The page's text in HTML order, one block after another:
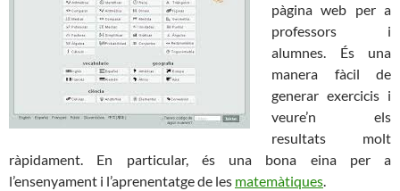
pàgina web per a
professors i
alumnes. És una
manera fàcil de
generar exercicis i
veure’n els
resultats molt
ràpidament. En particular, és una bona eina per a
l’ensenyament i l’aprenentatge de les matemàtiques.